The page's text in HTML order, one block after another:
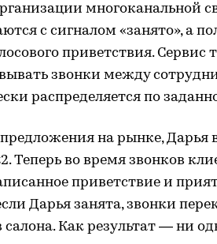
многоканальной
с сигналом «занято», а
приветствия. Сервис
звонки между
распределяется по
на рынке, Дарья
Теперь во время звонков
приветствие и
Дарья занята, звонки
салона. Как результат — ни